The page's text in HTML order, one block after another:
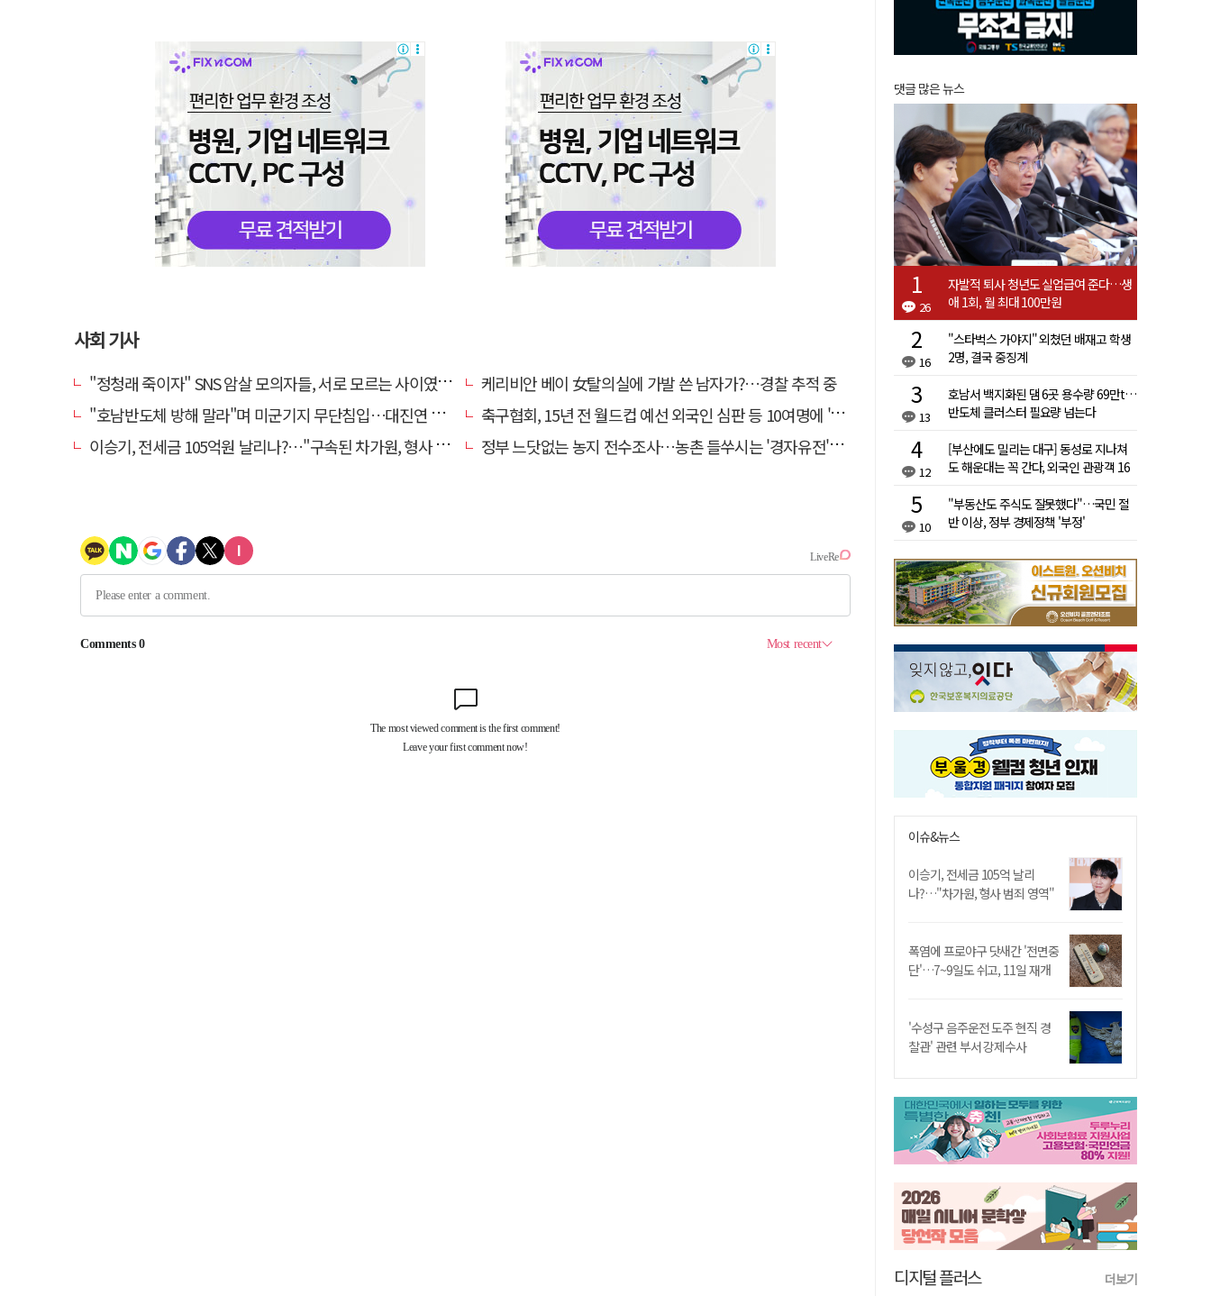
사회 기사
"정청래 죽이자" SNS 암살 모의자들, 서로 모르는 사이였다…檢송치
케리비안 베이 女탈의실에 가발 쓴 남자가?…경찰 추적 중
"호남반도체 방해 말라"며 미군기지 무단침입…대진연 회원 3명 '구속'
축구협회, 15년 전 월드컵 예선 외국인 심판 등 10여명에 '성 접대'
이승기, 전세금 105억원 날리나?…"구속된 차가원, 형사 범죄 영역"
정부 느닷없는 농지 전수조사…농촌 들쑤시는 '경자유전'의 칼날
댓글 많은 뉴스
26
자발적 퇴사 청년도 실업급여 준다…생
애 1회, 월 최대 100만원
16
"스타벅스 가야지" 외쳤던 배재고 학생
2명, 결국 중징계
13
호남서 백지화된 댐 6곳 용수량 69만t…
반도체 클러스터 필요량 넘는다
12
[부산에도 밀리는 대구] 동성로 지나쳐
도 해운대는 꼭 간다, 외국인 관광객 16
10
"부동산도 주식도 잘못했다"…국민 절
반 이상, 정부 경제정책 '부정'
이슈&뉴스
이승기, 전세금 105억 날리
나?…"차가원, 형사 범죄 영역"
폭염에 프로야구 닷새간 '전면중
단'…7~9일도 쉬고, 11일 재개
'수성구 음주운전 도주 현직 경
찰관' 관련 부서 강제수사
디지털 플러스 더보기